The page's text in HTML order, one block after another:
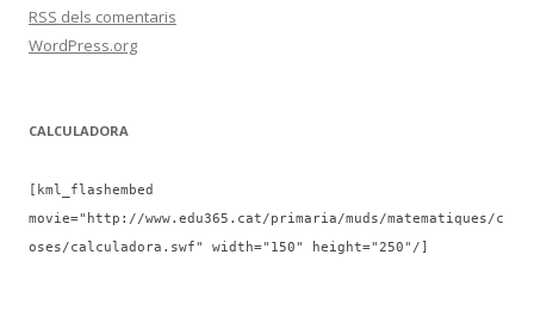
RSS dels comentaris
WordPress.org
CALCULADORA
[kml_flashembed
movie="http://www.edu365.cat/primaria/muds/matematiques/c
oses/calculadora.swf" width="150" height="250"/]